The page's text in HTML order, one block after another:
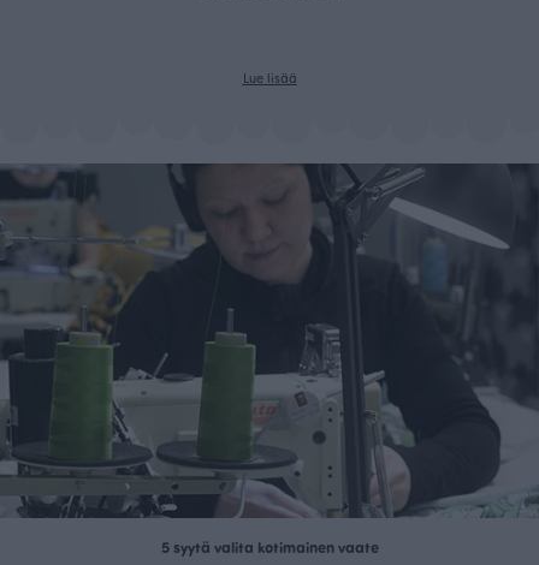
Lue lisää
5 syytä valita kotimainen vaate